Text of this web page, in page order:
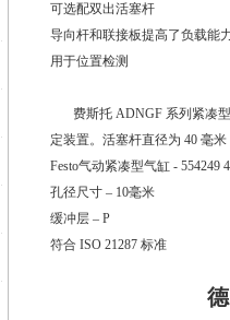
可选配双出活塞杆
导向杆和联接板提高了负载能
用于位置检测
费斯托 ADNGF 系列紧凑型
定装置。活塞杆直径为 40 毫
Festo气动紧凑型气缸 -
孔径尺寸 – 10毫米
缓冲层 – P
符合 ISO 21287 标准